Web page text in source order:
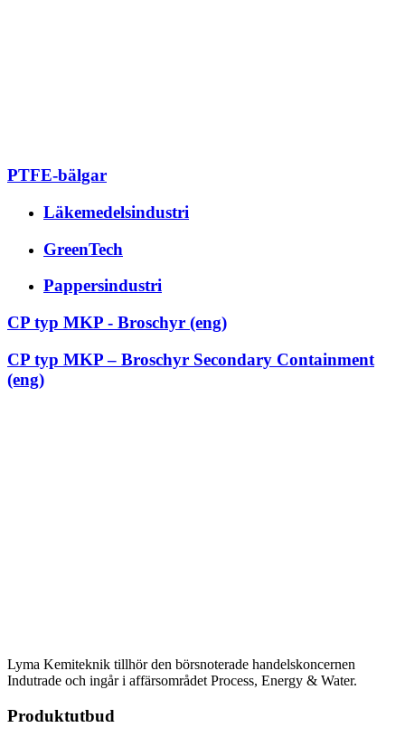
PTFE-bälgar
Läkemedelsindustri
GreenTech
Pappersindustri
CP typ MKP - Broschyr (eng)
CP typ MKP – Broschyr Secondary Containment
(eng)
Lyma Kemiteknik tillhör den börsnoterade handelskoncernen
Indutrade och ingår i affärsområdet Process, Energy & Water.
Produktutbud